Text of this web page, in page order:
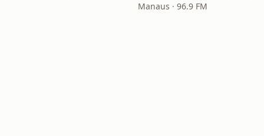
Manaus · 96.9 FM